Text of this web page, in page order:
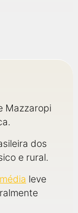
Mazzaropi
dos
e rural.
leve